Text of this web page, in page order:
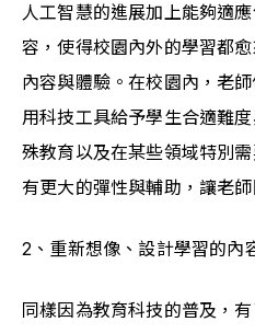
人工智慧的進展加上能夠適
容，使得校園內外的學習都
內容與體驗。在校園內，老
用科技工具給予學生合適難
殊教育以及在某些領域特別
有更大的彈性與輔助，讓老師
2、重新想像、設計學習的內
同樣因為教育科技的普及，